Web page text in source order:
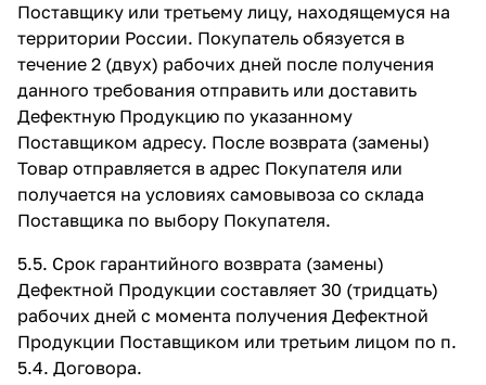
Поставщику или третьему лицу, находящемуся на
территории России. Покупатель обязуется в
течение 2 (двух) рабочих дней после получения
данного требования отправить или доставить
Дефектную Продукцию по указанному
Поставщиком адресу. После возврата (замены)
Товар отправляется в адрес Покупателя или
получается на условиях самовывоза со склада
Поставщика по выбору Покупателя.
5.5. Срок гарантийного возврата (замены)
Дефектной Продукции составляет 30 (тридцать)
рабочих дней с момента получения Дефектной
Продукции Поставщиком или третьим лицом по п.
5.4. Договора.